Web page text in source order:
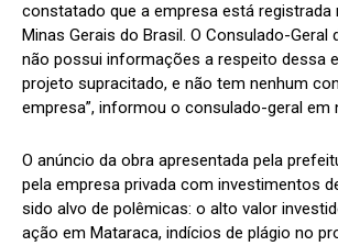
constatado que a empresa está registrada
Minas Gerais do Brasil. O Consulado-Geral
não possui informações a respeito dessa
projeto supracitado, e não tem nenhum
empresa”, informou o consulado-geral em
O anúncio da obra apresentada pela
pela empresa privada com investimentos
sido alvo de polêmicas: o alto valor
ação em Mataraca, indícios de plágio no